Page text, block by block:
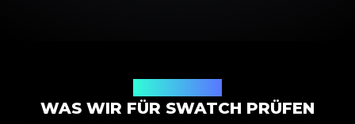
WAS WIR FÜR SWATCH PRÜFEN